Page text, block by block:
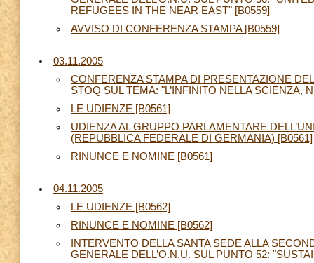
REFUGEES IN THE NEAR EAST" [B0559]
AVVISO DI CONFERENZA STAMPA [B0559]
03.11.2005
CONFERENZA STAMPA DI PRESENTAZIONE
STOQ SUL TEMA: "L’INFINITO NELLA SCIENZA,
LE UDIENZE [B0561]
UDIENZA AL GRUPPO PARLAMENTARE
(REPUBBLICA FEDERALE DI GERMANIA) [B0561]
RINUNCE E NOMINE [B0561]
04.11.2005
LE UDIENZE [B0562]
RINUNCE E NOMINE [B0562]
INTERVENTO DELLA SANTA SEDE ALLA
GENERALE DELL’O.N.U. SUL PUNTO 52: